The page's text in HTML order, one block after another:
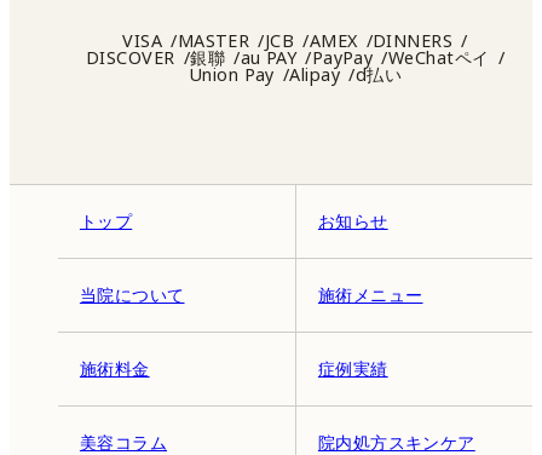
トップ お知らせ
当院について 施術メニュー
施術料金 症例実績
美容コラム 院内処方スキンケア
VISA MASTER JCB AMEX DINNERS
DISCOVER 銀聯 au PAY PayPay WeChatペイ
Union Pay Alipay d払い